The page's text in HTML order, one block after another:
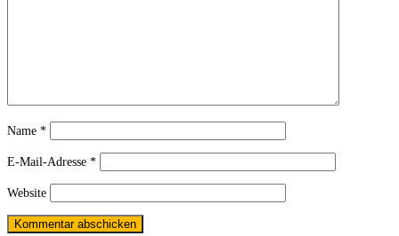
Name *
E-Mail-Adresse *
Website